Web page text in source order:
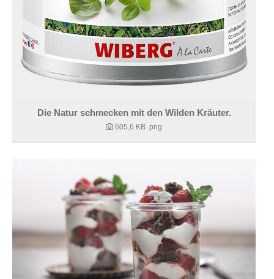
Die Natur schmecken mit den Wilden Kräuter.
605,6 KB .png